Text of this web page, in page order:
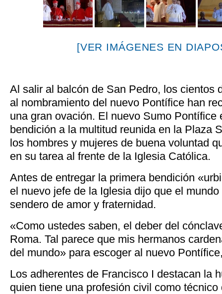
[VER IMÁGENES EN
Al salir al balcón de San Pedro, los cientos
al nombramiento del nuevo Pontífice han
una gran ovación. El nuevo Sumo Pontífice
bendición a la multitud reunida en la Plaza
los hombres y mujeres de buena voluntad
en su tarea al frente de la Iglesia Católica.
Antes de entregar la primera bendición
el nuevo jefe de la Iglesia dijo que el
sendero de amor y fraternidad.
«Como ustedes saben, el deber del
Roma. Tal parece que mis hermanos
del mundo» para escoger al nuevo
Los adherentes de Francisco I destacan la
quien tiene una profesión civil como